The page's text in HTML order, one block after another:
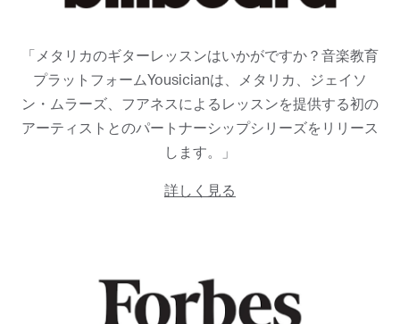
「メタリカのギターレッスンはいかがですか？音楽教育
プラットフォームYousicianは、メタリカ、ジェイソ
ン・ムラーズ、フアネスによるレッスンを提供する初の
アーティストとのパートナーシップシリーズをリリース
します。」
詳しく見る